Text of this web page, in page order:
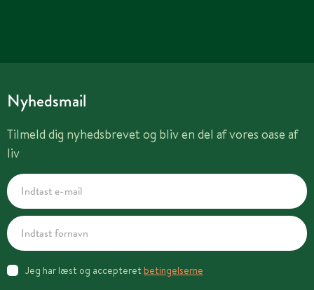
Nyhedsmail
Tilmeld dig nyhedsbrevet og bliv en del af vores oase af
liv
Jeg har læst og accepteret betingelserne